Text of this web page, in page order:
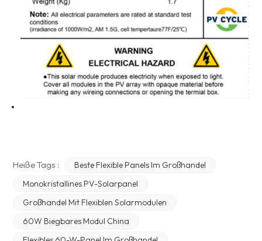
Heiße Tags :
Beste Flexible Panels Im Großhandel
Monokristallines PV-Solarpanel
Großhandel Mit Flexiblen Solarmodulen
60W Biegbares Modul China